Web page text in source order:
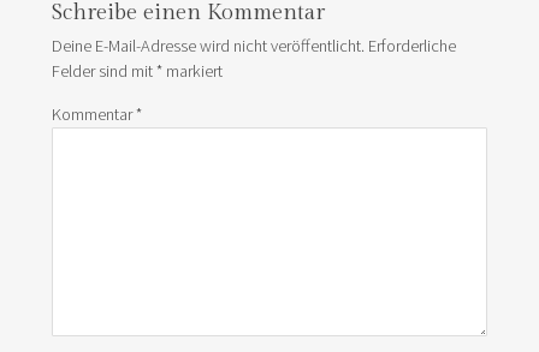
Schreibe einen Kommentar
Deine E-Mail-Adresse wird nicht veröffentlicht. Erforderliche
Felder sind mit*markiert
Kommentar*